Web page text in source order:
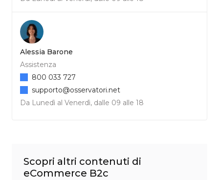
Alessia Barone
Assistenza
Da Lunedì al Venerdì, dalle 09 alle 18
800 033 727
supporto@osservatori.net
Scopri altri contenuti di
eCommerce B2c